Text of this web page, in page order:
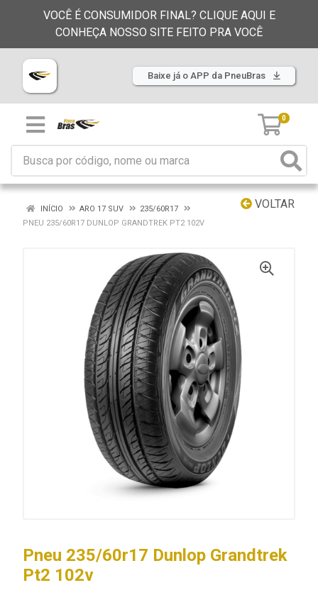
VOCÊ É CONSUMIDOR FINAL? CLIQUE AQUI E
CONHEÇA NOSSO SITE FEITO PRA VOCÊ
Baixe já o APP da PneuBras
0
VOLTAR
INÍCIO ARO 17 SUV
235/60R17
PNEU 235/60R17 DUNLOP GRANDTREK PT2 102V
Pneu 235/60r17 Dunlop Grandtrek
Pt2 102v